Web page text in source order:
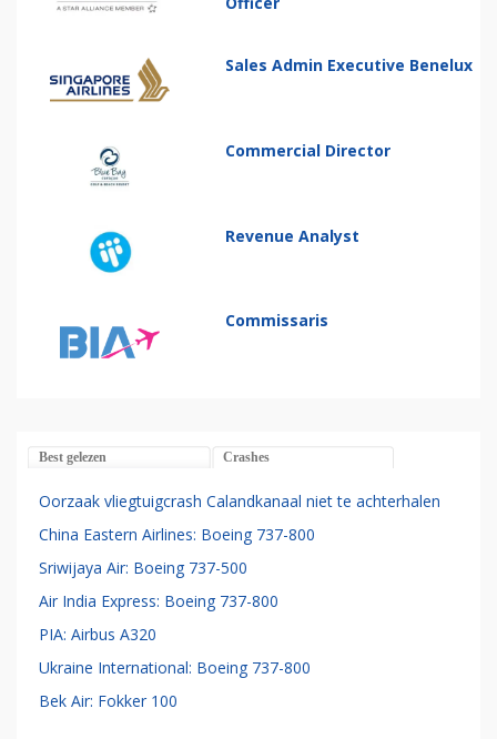
Sales Admin Executive Benelux
Commercial Director
Revenue Analyst
Commissaris
Best gelezen Crashes
Oorzaak vliegtuigcrash Calandkanaal niet te achterhalen
China Eastern Airlines: Boeing 737-800
Sriwijaya Air: Boeing 737-500
Air India Express: Boeing 737-800
PIA: Airbus A320
Ukraine International: Boeing 737-800
Bek Air: Fokker 100